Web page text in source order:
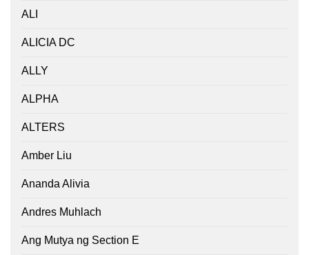
ALI
ALICIA DC
ALLY
ALPHA
ALTERS
Amber Liu
Ananda Alivia
Andres Muhlach
Ang Mutya ng Section E